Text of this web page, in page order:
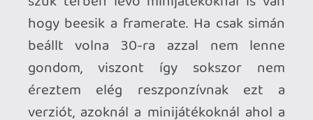
Annapurna Interactive | PLATFORM: PC,
PS5, XBOX Series S/X , Switch 2 (tesztelve)
|MEGJELENÉS: 2025. 05. 28. (Switch 2
verzió: 2026. 06.11.) |
ÁR: 18,49 Euro